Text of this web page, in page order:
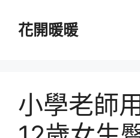
花開暖暖
小學老師